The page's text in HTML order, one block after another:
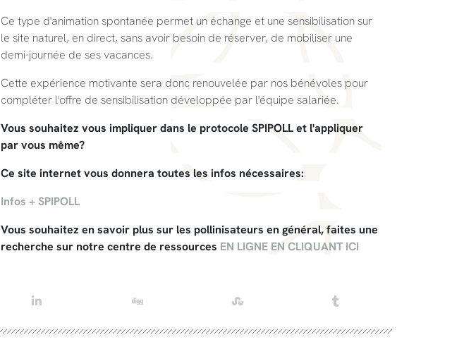
Ce type d'animation spontanée permet un échange et une sensibilisation sur
le site naturel, en direct, sans avoir besoin de réserver, de mobiliser une
demi-journée de ses vacances.
Cette expérience motivante sera donc renouvelée par nos bénévoles pour
compléter l'offre de sensibilisation développée par l'équipe salariée.
Vous souhaitez vous impliquer dans le protocole SPIPOLL et l'appliquer
par vous même?
Ce site internet vous donnera toutes les infos nécessaires:
Infos + SPIPOLL
Vous souhaitez en savoir plus sur les pollinisateurs en général, faites une
recherche sur notre centre de ressources EN LIGNE EN CLIQUANT ICI